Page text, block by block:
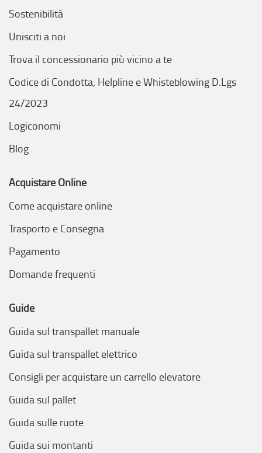
Sostenibilità
Unisciti a noi
Trova il concessionario più vicino a te
Codice di Condotta, Helpline e Whisteblowing D.Lgs
24/2023
Logiconomi
Blog
Acquistare Online
Come acquistare online
Trasporto e Consegna
Pagamento
Domande frequenti
Guide
Guida sul transpallet manuale
Guida sul transpallet elettrico
Consigli per acquistare un carrello elevatore
Guida sul pallet
Guida sulle ruote
Guida sui montanti